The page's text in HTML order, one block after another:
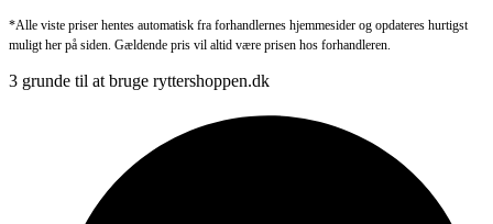
*Alle viste priser hentes automatisk fra forhandlernes hjemmesider og opdateres hurtigst
muligt her på siden. Gældende pris vil altid være prisen hos forhandleren.
3 grunde til at bruge ryttershoppen.dk